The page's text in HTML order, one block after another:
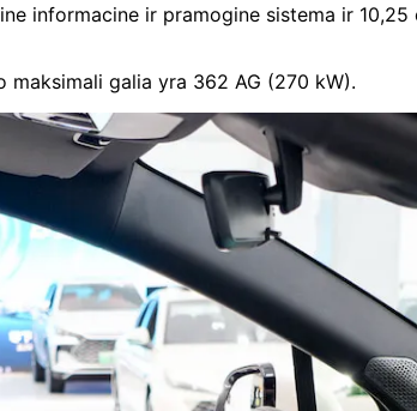
informacine ir pramogine sistema ir
galia yra 362 AG (270 kW).